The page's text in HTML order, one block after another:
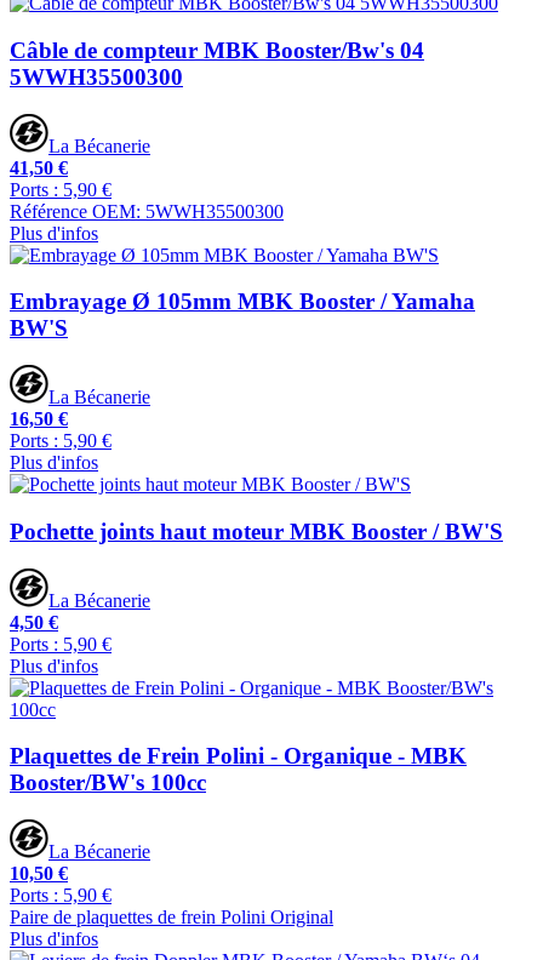
Câble de compteur MBK Booster/Bw's 04
5WWH35500300
La Bécanerie
41,50 €
Ports : 5,90 €
Référence OEM: 5WWH35500300
Plus d'infos
Embrayage Ø 105mm MBK Booster / Yamaha
BW'S
La Bécanerie
16,50 €
Ports : 5,90 €
Plus d'infos
Pochette joints haut moteur MBK Booster / BW'S
La Bécanerie
4,50 €
Ports : 5,90 €
Plus d'infos
Plaquettes de Frein Polini - Organique - MBK
Booster/BW's 100cc
La Bécanerie
10,50 €
Ports : 5,90 €
Paire de plaquettes de frein Polini Original
Plus d'infos